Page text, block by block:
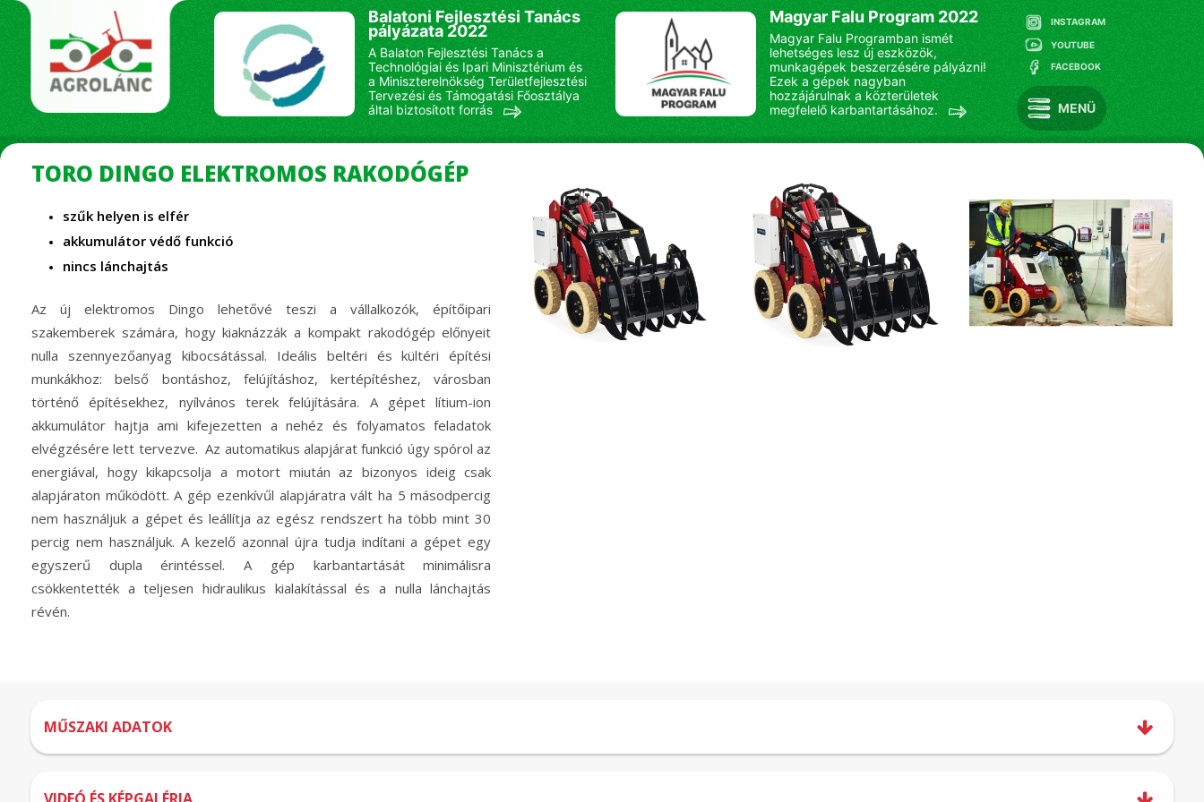
Balatoni Fejlesztési Tanács
pályázata 2022
A Balaton Fejlesztési Tanács a
Technológiai és Ipari Minisztérium és
a Miniszterelnökség Területfejlesztési
Tervezési és Támogatási Főosztálya
által biztosított forrás
Magyar Falu Program 2022
Magyar Falu Programban ismét
lehetséges lesz új eszközök,
munkagépek beszerzésére pályázni!
Ezek a gépek nagyban
hozzájárulnak a közterületek
megfelelő karbantartásához.
INSTAGRAM
YOUTUBE
FACEBOOK
MENÜ
TORO DINGO ELEKTROMOS RAKODÓGÉP
szűk helyen is elfér
akkumulátor védő funkció
nincs lánchajtás
Az új elektromos Dingo lehetővé teszi a vállalkozók, építőipari
szakemberek számára, hogy kiaknázzák a kompakt rakodógép előnyeit
nulla szennyezőanyag kibocsátással. Ideális beltéri és kültéri építési
munkákhoz: belső bontáshoz, felújításhoz, kertépítéshez, városban
történő építésekhez, nyílvános terek felújítására. A gépet lítium-ion
akkumulátor hajtja ami kifejezetten a nehéz és folyamatos feladatok
elvégzésére lett tervezve. Az automatikus alapjárat funkció úgy spórol az
energiával, hogy kikapcsolja a motort miután az bizonyos ideig csak
alapjáraton működött. A gép ezenkívűl alapjáratra vált ha 5 másodpercig
nem használjuk a gépet és leállítja az egész rendszert ha több mint 30
percig nem használjuk. A kezelő azonnal újra tudja indítani a gépet egy
egyszerű dupla érintéssel. A gép karbantartását minimálisra
csökkentették a teljesen hidraulikus kialakítással és a nulla lánchajtás
révén.
MŰSZAKI ADATOK